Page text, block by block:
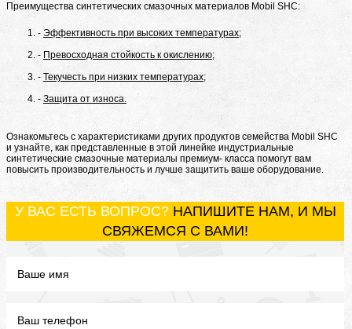
Преимущества синтетических смазочных материалов Mobil SHC:
Эффективность при высоких температурах;
Превосходная стойкость к окислению;
Текучесть при низких температурах;
Защита от износа.
Ознакомьтесь с характеристиками других продуктов семейства Mobil SHC
и узнайте, как представленные в этой линейке индустриальные
синтетические смазочные материалы премиум- класса помогут вам
повысить производительность и лучше защитить ваше оборудование.
У ВАС ЕСТЬ ВОПРОС? НАПИШИТЕ НАМ, И МЫ
СВЯЖЕМСЯ С ВАМИ!